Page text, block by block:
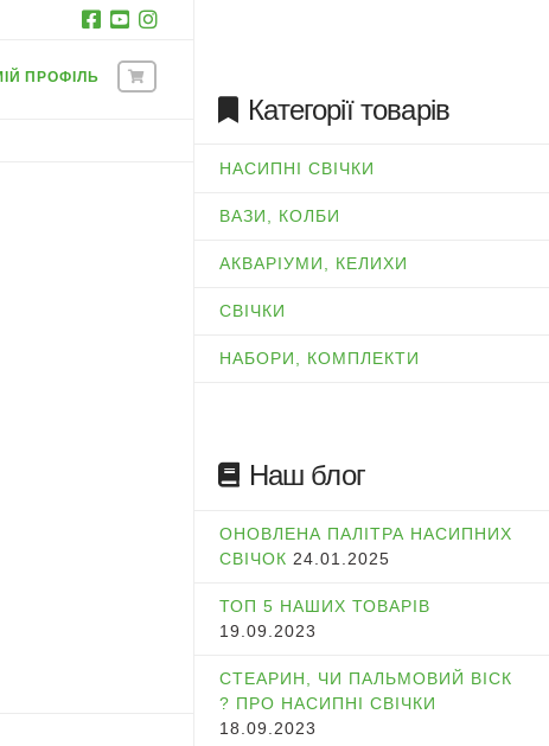
ПРОФІЛЬ
Категорії товарів
НАСИПНІ СВІЧКИ
ВАЗИ, КОЛБИ
АКВАРІУМИ, КЕЛИХИ
СВІЧКИ
НАБОРИ, КОМПЛЕКТИ
Наш блог
ОНОВЛЕНА ПАЛІТРА НАСИПНИХ
СВІЧОК 24.01.2025
ТОП 5 НАШИХ ТОВАРІВ
19.09.2023
СТЕАРИН, ЧИ ПАЛЬМОВИЙ ВІСК
? ПРО НАСИПНІ СВІЧКИ
18.09.2023